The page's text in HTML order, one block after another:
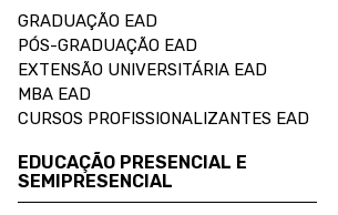
GRADUAÇÃO EAD
PÓS-GRADUAÇÃO EAD
EXTENSÃO UNIVERSITÁRIA EAD
MBA EAD
CURSOS PROFISSIONALIZANTES EAD
EDUCAÇÃO PRESENCIAL E
SEMIPRESENCIAL